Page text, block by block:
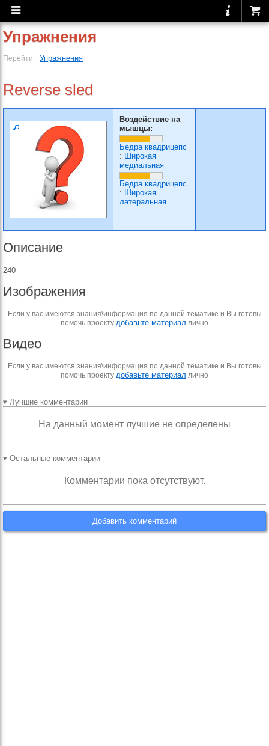
Упражнения
Перейти: Упражнения
Reverse sled
Воздействие на
мышцы:
Бедра квадрицепс
: Широкая
медиальная
Бедра квадрицепс
: Широкая
латеральная
Описание
240
Изображения
Если у вас имеются знания\информация по данной тематике и Вы готовы
помочь проекту добавьте материал лично
Видео
Если у вас имеются знания\информация по данной тематике и Вы готовы
помочь проекту добавьте материал лично
▾ Лучшие комментарии
На данный момент лучшие не определены
▾ Остальные комментарии
Комментарии пока отсутствуют.
Добавить комментарий